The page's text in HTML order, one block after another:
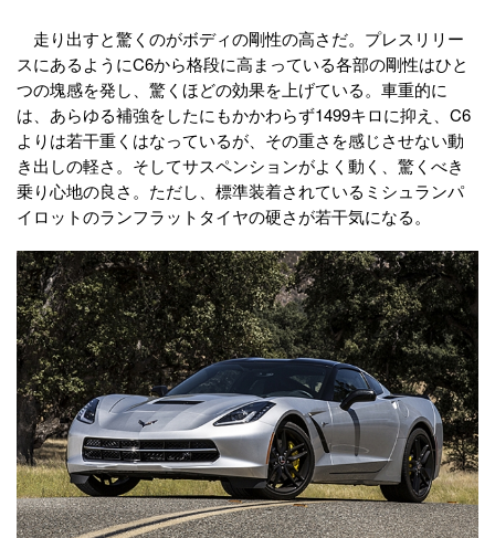
走り出すと驚くのがボディの剛性の高さだ。プレスリリー
スにあるようにC6から格段に高まっている各部の剛性はひと
つの塊感を発し、驚くほどの効果を上げている。車重的に
は、あらゆる補強をしたにもかかわらず1499キロに抑え、C6
よりは若干重くはなっているが、その重さを感じさせない動
き出しの軽さ。そしてサスペンションがよく動く、驚くべき
乗り心地の良さ。ただし、標準装着されているミシュランパ
イロットのランフラットタイヤの硬さが若干気になる。